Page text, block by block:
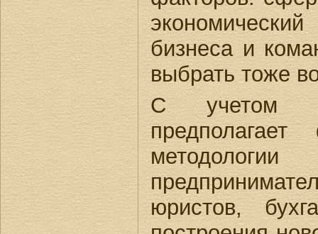
бизнеса и
выбрать тоже
С учетом
юристов,